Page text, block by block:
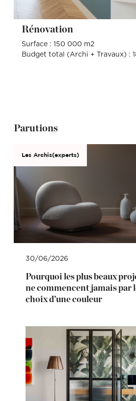
Rénovation
Surface : 150 000 m2
Budget total (Archi + Travaux) :
Parutions
Les Archis(experts)
30/06/2026
Pourquoi les plus beaux
ne commencent jamais par
choix d’une couleur